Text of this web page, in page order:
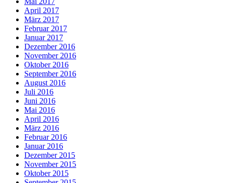
April 2017
März 2017
Februar 2017
Januar 2017
Dezember 2016
November 2016
Oktober 2016
September 2016
August 2016
Juli 2016
Juni 2016
Mai 2016
April 2016
März 2016
Februar 2016
Januar 2016
Dezember 2015
November 2015
Oktober 2015